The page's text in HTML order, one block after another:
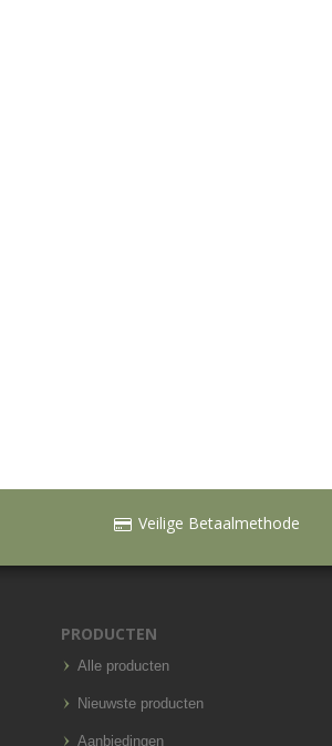
Veilige Betaalmethode
PRODUCTEN
Alle producten
Nieuwste producten
Aanbiedingen